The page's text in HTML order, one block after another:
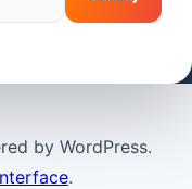
by WordPress.
.